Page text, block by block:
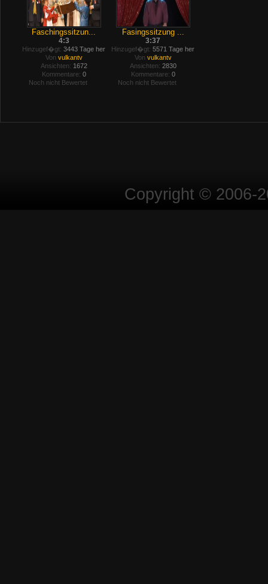
Faschingssitzun...
4:3
Hinzugef�gt: 3443 Tage her
Von vulkantv
Ansichten: 1672
Kommentare: 0
Noch nicht Bewertet
Fasingssitzung ...
3:37
Hinzugef�gt: 5571 Tage her
Von vulkantv
Ansichten: 2830
Kommentare: 0
Noch nicht Bewertet
Copyright © 2006-